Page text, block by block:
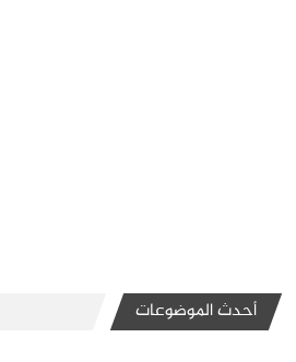
أحدث الموضوعات